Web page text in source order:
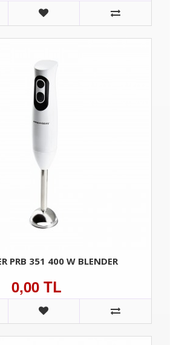
PRB 351 400 W BLENDER
0,00 TL